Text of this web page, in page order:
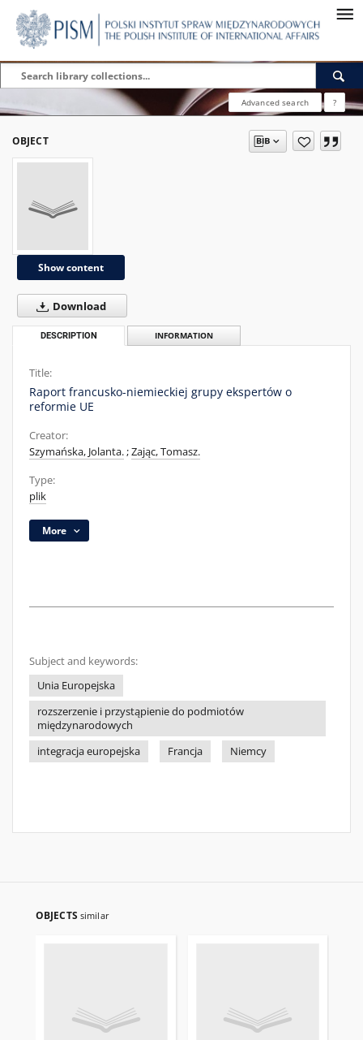
Advanced search ?
OBJECT
Show content
Download
DESCRIPTION INFORMATION
Title:
Raport francusko-niemieckiej grupy ekspertów o
reformie UE
Creator:
Szymańska, Jolanta.;Zając, Tomasz.
Type:
plik
More
Subject and keywords:
Unia Europejska
rozszerzenie i przystąpienie do podmiotów
międzynarodowych
integracja europejska
Francja Niemcy
OBJECTS similar